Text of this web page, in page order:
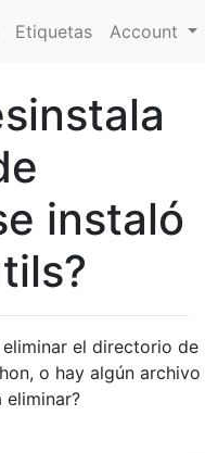
Etiquetas Account
instaló
eliminar el directorio de
o hay algún archivo
eliminar?